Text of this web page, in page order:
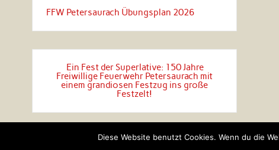
FFW Petersaurach Übungsplan 2026
Ein Fest der Superlative: 150 Jahre
Freiwillige Feuerwehr Petersaurach mit
einem grandiosen Festzug ins große
Festzelt!
WordPress undRubine.
Diese Website benutzt Cookies. Wenn du die